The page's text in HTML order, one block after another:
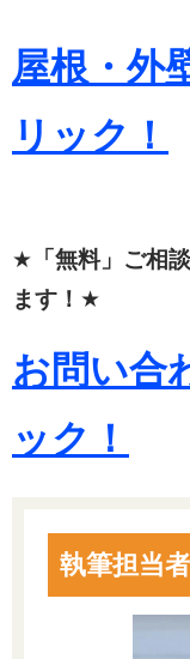
屋根・外
リック！
★ 「無料」ご相
ます！ ★
お問い合
ック！
執筆担当者